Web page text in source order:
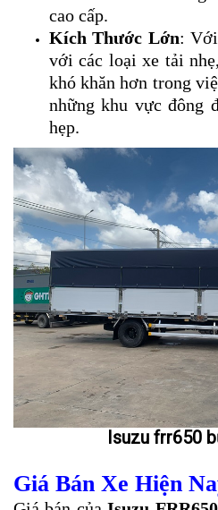
cao cấp.
Kích Thước Lớn:
với các loại xe tải nhẹ,
khó khăn hơn trong
những khu vực đông
hẹp.
Isuzu frr650
Giá Bán Xe Hiện